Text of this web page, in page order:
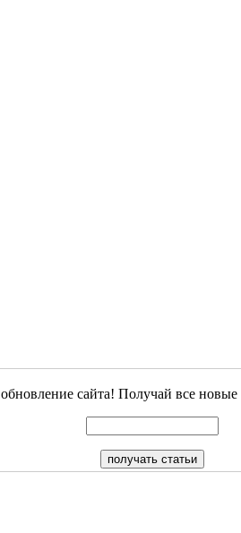
сайта! Получай все новые